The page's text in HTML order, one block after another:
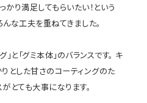
り満足してもらいたい！という
な工夫を重ねてきました。
と「グミ本体」のバランスです。 キ
とした甘さのコーティングのた
とても大事になります。